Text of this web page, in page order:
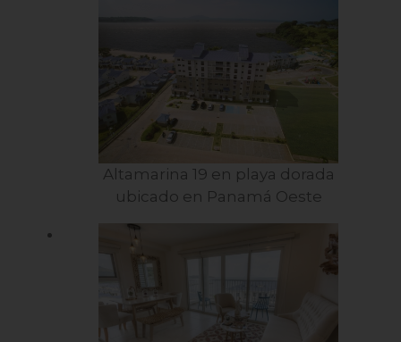
Altamarina 19 en playa dorada
ubicado en Panamá Oeste